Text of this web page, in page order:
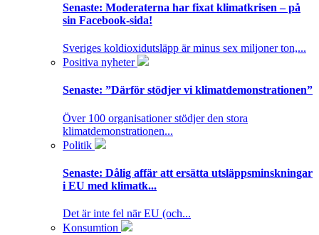
Senaste: Moderaterna har fixat klimatkrisen – på
sin Facebook-sida!
Sveriges koldioxidutsläpp är minus sex miljoner ton,...
Positiva nyheter
Senaste: ”Därför stödjer vi klimatdemonstrationen”
Över 100 organisationer stödjer den stora
klimatdemonstrationen...
Politik
Senaste: Dålig affär att ersätta utsläppsminskningar
i EU med klimatk...
Det är inte fel när EU (och...
Konsumtion